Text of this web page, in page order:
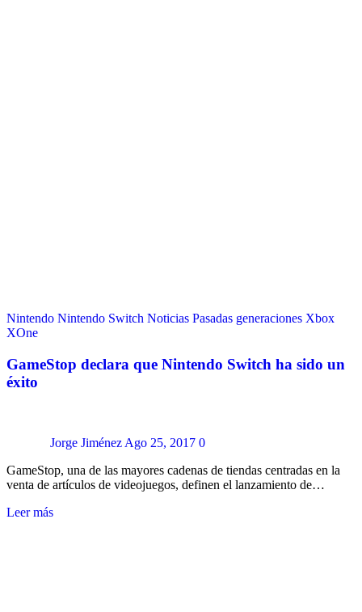
Nintendo Nintendo Switch Noticias Pasadas generaciones Xbox
XOne
GameStop declara que Nintendo Switch ha sido un
éxito
Jorge Jiménez Ago 25, 2017 0
GameStop, una de las mayores cadenas de tiendas centradas en la
venta de artículos de videojuegos, definen el lanzamiento de…
Leer más